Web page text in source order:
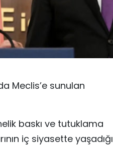
Meclis’e sunulan
baskı ve tutuklama
iç siyasette yaşadığı